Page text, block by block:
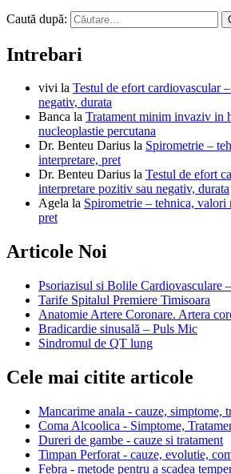
Caută după:
Intrebari
vivi la Testul de efort cardiovascular
negativ, durata
Banca la Tratament minim invaziv in
nucleoplastie percutana
Dr. Benteu Darius la Spirometrie –
interpretare, pret
Dr. Benteu Darius la Testul de efort
interpretare pozitiv sau negativ, durata
Agela la Spirometrie – tehnica, valori
pret
Articole Noi
Psoriazisul si Bolile Cardiovasculare
Tarife Spitalul Premiere Timisoara
Anatomie Artere Coronare. Artera
Bradicardie sinusală – Puls Mic
Sindromul de QT lung
Cele mai citite articole
Mancarime anala - cauze, simptome,
Coma Alcoolica - Simptome,
Dureri de gambe - cauze si tratament
Timpan Perforat - cauze, evolutie,
Febra - metode pentru a scadea